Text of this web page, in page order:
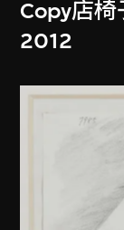
Copy店椅
2012